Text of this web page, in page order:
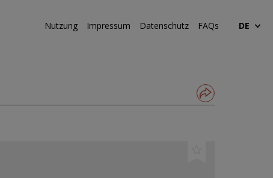
Nutzung Impressum Datenschutz FAQs DE